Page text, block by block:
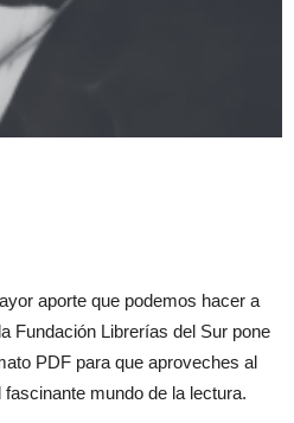
aporte que podemos hacer a
Fundación Librerías del Sur pone
PDF para que aproveches al
mundo de la lectura.